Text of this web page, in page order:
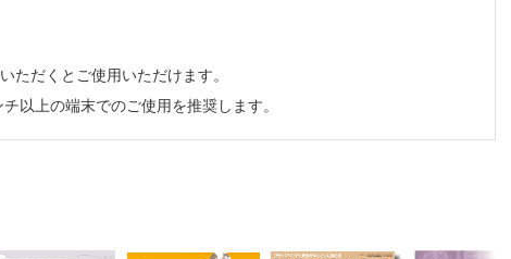
だくとご使用いただけます。
以上の端末でのご使用を推奨します。